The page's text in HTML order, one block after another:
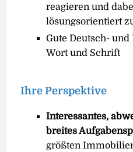
reagieren und
lösungsorientiert
Gute Deutsch-
Wort und Schrift
Ihre Perspektive
Interessantes,
breites
größten